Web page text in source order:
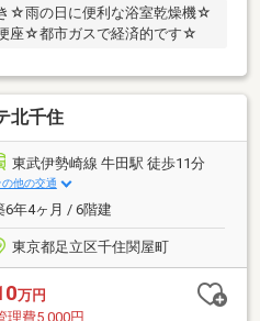
☆雨の日に便利な浴室乾燥機☆
座☆都市ガスで経済的です☆
北千住
東武伊勢崎線 牛田駅 徒歩11分
の他の交通
6年4ヶ月 / 6階建
東京都足立区千住関屋町
万円
理費5,000円